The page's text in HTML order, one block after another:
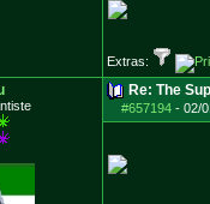
Extras:
Re: The
#657194- 02/